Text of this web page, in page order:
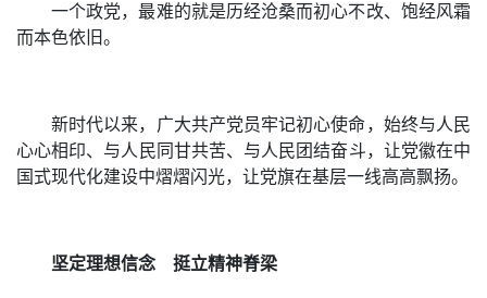
一个政党，最难的就是历经沧桑而初心不改、饱经风霜
而本色依旧。
新时代以来，广大共产党员牢记初心使命，始终与人民
心心相印、与人民同甘共苦、与人民团结奋斗，让党徽在中
国式现代化建设中熠熠闪光，让党旗在基层一线高高飘扬。
坚定理想信念 挺立精神脊梁